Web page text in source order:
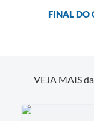
FINAL DO
VEJA MAIS